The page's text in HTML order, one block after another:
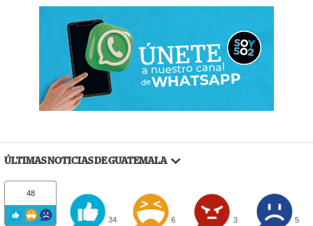
ÚLTIMAS NOTICIAS DE GUATEMALA
48
34 6 3 5